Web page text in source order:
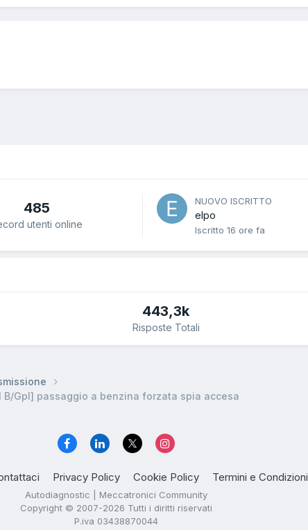
485
utenti online
NUOVO ISCRITTO
elpo
Iscritto 16 ore fa
443,3k
Risposte Totali
B/Gpl] passaggio a benzina forzata spia accesa
Privacy Policy Cookie Policy Termini e Condizioni
Autodiagnostic | Meccatronici Community
Copyright © 2007-2026 Tutti i diritti riservati
P.iva 03438870044